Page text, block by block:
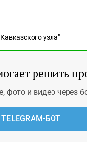
узла"
решить
фото и видео через
TELEGRAM-БОТ